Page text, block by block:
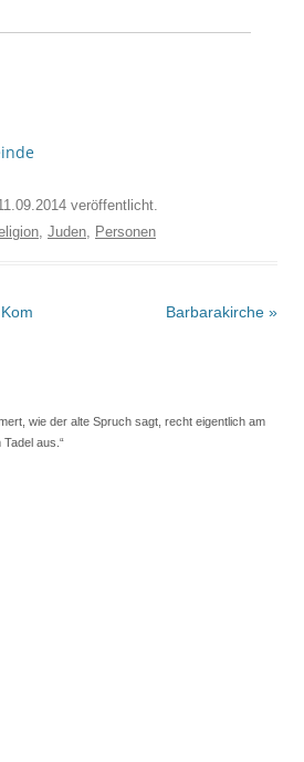
veröffentlicht.
, Juden, Personen
Barbarakirche »
wie der alte Spruch sagt, recht eigentlich am
aus.“